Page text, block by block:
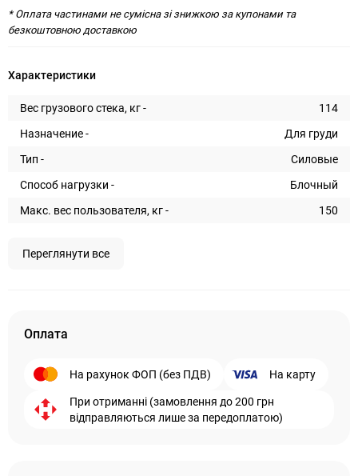
* Оплата частинами не сумісна зі знижкою за купонами та
безкоштовною доставкою
Характеристики
Вес грузового стека, кг -
114
Назначение -
Для груди
Тип -
Силовые
Способ нагрузки -
Блочный
Макс. вес пользователя, кг -
150
Переглянути все
Оплата
На рахунок ФОП (без ПДВ) На карту
При отриманні (замовлення до 200 грн
відправляються лише за передоплатою)